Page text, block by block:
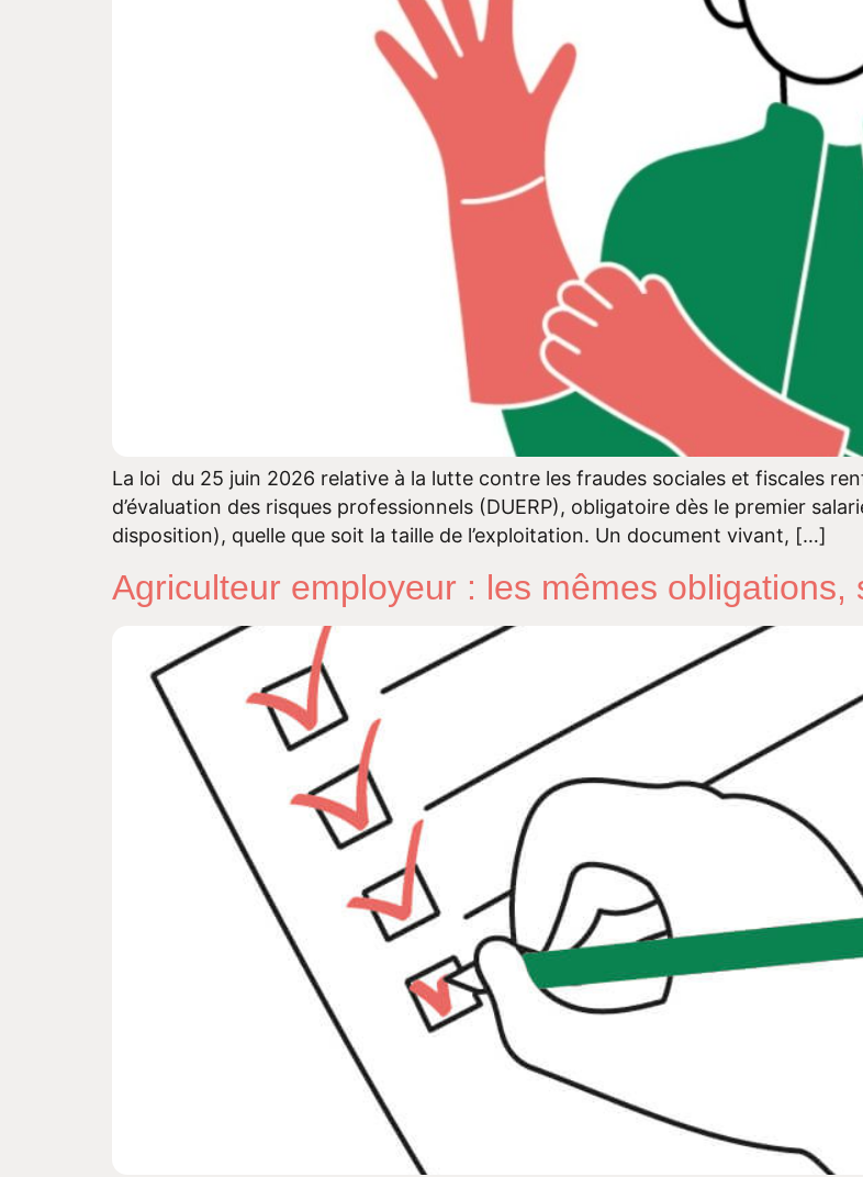
La loi du 25 juin 2026 relative à la lutte contre les fraudes sociales et fiscales
d’évaluation des risques professionnels (DUERP), obligatoire dès le premier
disposition), quelle que soit la taille de l’exploitation. Un document vivant, […]
Agriculteur employeur : les mêmes obligations,